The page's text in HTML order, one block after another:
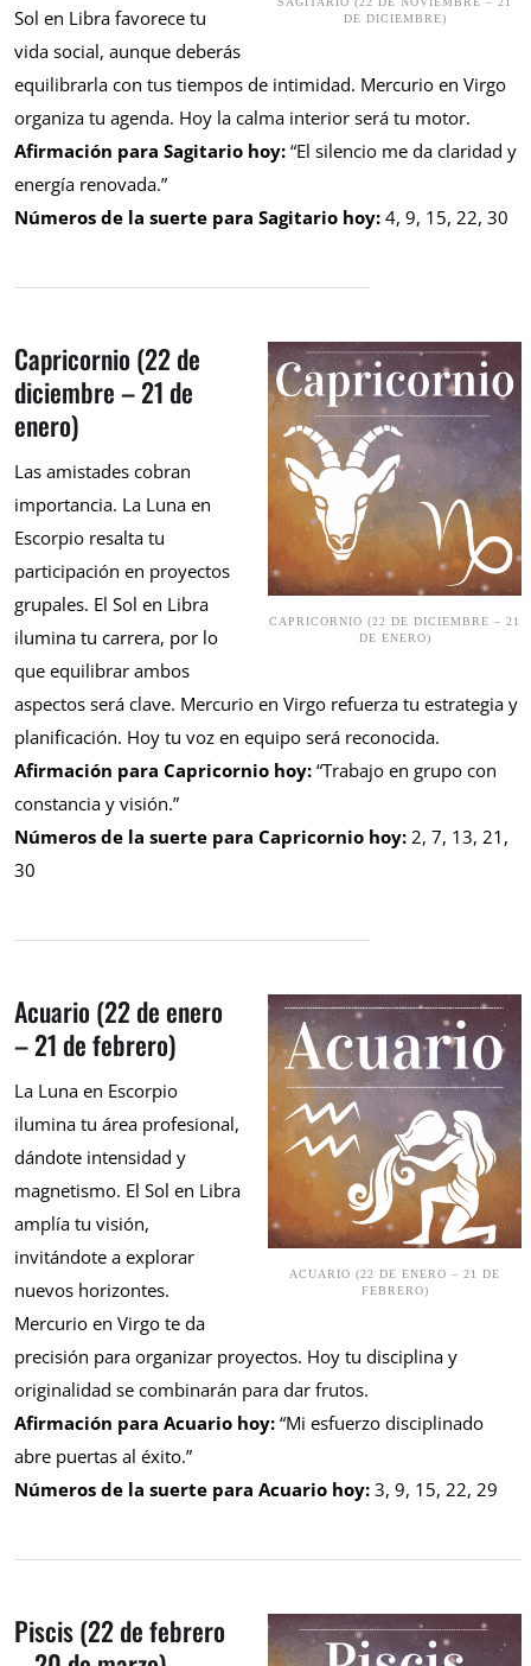
DE DICIEMBRE)
Sol en Libra favorece tu
vida social, aunque deberás
equilibrarla con tus tiempos de intimidad. Mercurio en Virgo
organiza tu agenda. Hoy la calma interior será tu motor.
Afirmación para Sagitario hoy: “El silencio me da claridad y
energía renovada.”
Números de la suerte para Sagitario hoy: 4, 9, 15, 22, 30
CAPRICORNIO (22 DE DICIEMBRE – 21
DE ENERO)
Capricornio (22 de
diciembre – 21 de
enero)
Las amistades cobran
importancia. La Luna en
Escorpio resalta tu
participación en proyectos
grupales. El Sol en Libra
ilumina tu carrera, por lo
que equilibrar ambos
aspectos será clave. Mercurio en Virgo refuerza tu estrategia y
planificación. Hoy tu voz en equipo será reconocida.
Afirmación para Capricornio hoy: “Trabajo en grupo con
constancia y visión.”
Números de la suerte para Capricornio hoy: 2, 7, 13, 21,
30
ACUARIO (22 DE ENERO – 21 DE
FEBRERO)
Acuario (22 de enero
– 21 de febrero)
La Luna en Escorpio
ilumina tu área profesional,
dándote intensidad y
magnetismo. El Sol en Libra
amplía tu visión,
invitándote a explorar
nuevos horizontes.
Mercurio en Virgo te da
precisión para organizar proyectos. Hoy tu disciplina y
originalidad se combinarán para dar frutos.
Afirmación para Acuario hoy: “Mi esfuerzo disciplinado
abre puertas al éxito.”
Números de la suerte para Acuario hoy: 3, 9, 15, 22, 29
Piscis (22 de febrero